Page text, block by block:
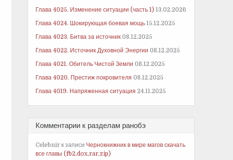
Глава 4025. Изменение ситуации (часть 1) 13.02.2026
Глава 4024. Шокирующая боевая мощь 15.12.2025
Глава 4023. Битва за источник 08.12.2025
Глава 4022. Источник Духовной Энергии 08.12.2025
Глава 4021. Обитель Чистой Земли 08.12.2025
Глава 4020. Престиж покровителя 08.12.2025
Глава 4019. Напряженная ситуация 24.11.2025
Комментарии к разделам ранобэ
Celebnir к записи Чернокнижник в мире магов скачать
все главы (fb2,dox,rar,zip)